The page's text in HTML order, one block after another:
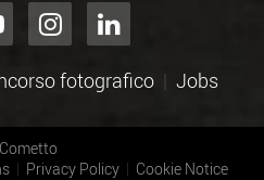
fotografico Jobs
Cometto
Privacy Policy Cookie Notice